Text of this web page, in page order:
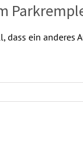
dass ein anderes